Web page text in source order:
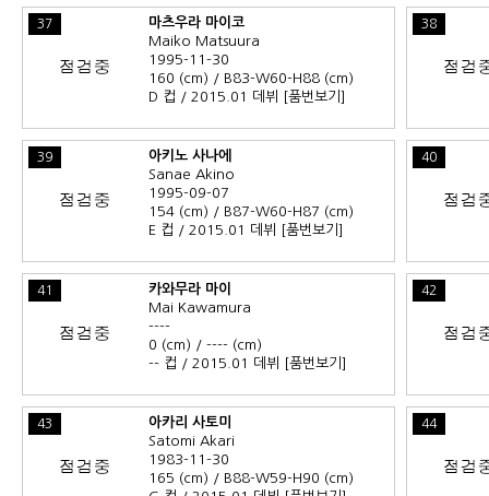
37
마츠우라 마이코
Maiko Matsuura
1995-11-30
160 (cm) / B83-W60-H88 (cm)
D 컵 / 2015.01 데뷔
[품번보기]
38
39
아키노 사나에
Sanae Akino
1995-09-07
154 (cm) / B87-W60-H87 (cm)
E 컵 / 2015.01 데뷔
[품번보기]
40
41
카와무라 마이
Mai Kawamura
----
0 (cm) / ---- (cm)
-- 컵 / 2015.01 데뷔
[품번보기]
42
43
아카리 사토미
Satomi Akari
1983-11-30
165 (cm) / B88-W59-H90 (cm)
44